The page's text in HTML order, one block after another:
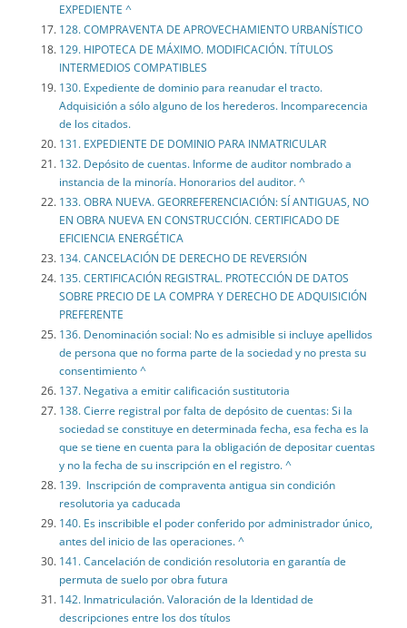
EXPEDIENTE ^
128. COMPRAVENTA DE APROVECHAMIENTO URBANÍSTICO
129. HIPOTECA DE MÁXIMO. MODIFICACIÓN. TÍTULOS
INTERMEDIOS COMPATIBLES
130. Expediente de dominio para reanudar el tracto.
Adquisición a sólo alguno de los herederos. Incomparecencia
de los citados.
131. EXPEDIENTE DE DOMINIO PARA INMATRICULAR
132. Depósito de cuentas. Informe de auditor nombrado a
instancia de la minoría. Honorarios del auditor. ^
133. OBRA NUEVA. GEORREFERENCIACIÓN: SÍ ANTIGUAS, NO
EN OBRA NUEVA EN CONSTRUCCIÓN. CERTIFICADO DE
EFICIENCIA ENERGÉTICA
134. CANCELACIÓN DE DERECHO DE REVERSIÓN
135. CERTIFICACIÓN REGISTRAL. PROTECCIÓN DE DATOS
SOBRE PRECIO DE LA COMPRA Y DERECHO DE ADQUISICIÓN
PREFERENTE
136. Denominación social: No es admisible si incluye apellidos
de persona que no forma parte de la sociedad y no presta su
consentimiento ^
137. Negativa a emitir calificación sustitutoria
138. Cierre registral por falta de depósito de cuentas: Si la
sociedad se constituye en determinada fecha, esa fecha es la
que se tiene en cuenta para la obligación de depositar cuentas
y no la fecha de su inscripción en el registro. ^
139. Inscripción de compraventa antigua sin condición
resolutoria ya caducada
140. Es inscribible el poder conferido por administrador único,
antes del inicio de las operaciones. ^
141. Cancelación de condición resolutoria en garantía de
permuta de suelo por obra futura
142. Inmatriculación. Valoración de la Identidad de
descripciones entre los dos títulos